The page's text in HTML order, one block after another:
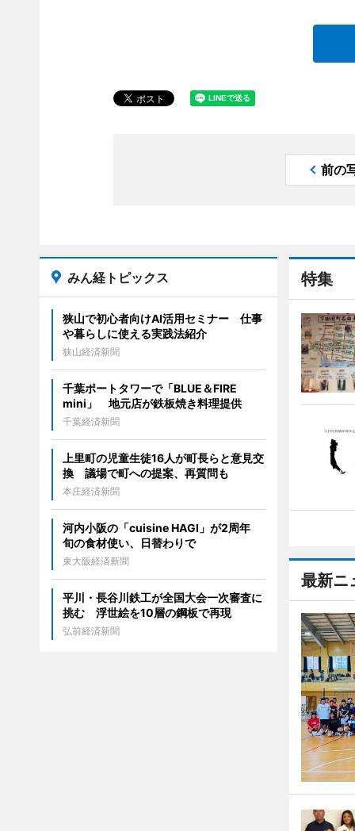
前の
特集
最新ニ
みん経トピックス
狭山で初心者向けAI活用セミナー 仕事
や暮らしに使える実践法紹介
狭山経済新聞
千葉ポートタワーで「BLUE＆FIRE
mini」 地元店が鉄板焼き料理提供
千葉経済新聞
上里町の児童生徒16人が町長らと意見交
換 議場で町への提案、再質問も
本庄経済新聞
河内小阪の「cuisine HAGI」が2周年
旬の食材使い、日替わりで
東大阪経済新聞
平川・長谷川鉄工が全国大会一次審査に
挑む 浮世絵を10層の鋼板で再現
弘前経済新聞